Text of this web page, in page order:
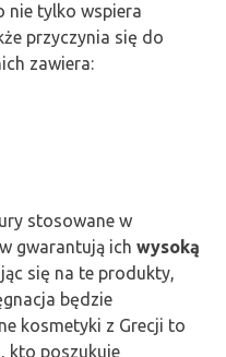
nie tylko wspiera
przyczynia się do
zawiera:
stosowane w
gwarantują ich wysoką
się na te produkty,
będzie
kosmetyki z Grecji to
kto poszukuje